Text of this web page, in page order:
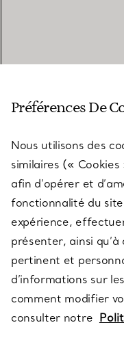
SERVICES
À PROPOS
QUESTIONS LÉGALES
SUIVEZ-NOUS
Préférences De
Nous utilisons des
similaires («
afin d’opérer et
fonctionnalité du
expérience,
présenter, ainsi
pertinent et
d’informations sur
comment modifier
consulter notre